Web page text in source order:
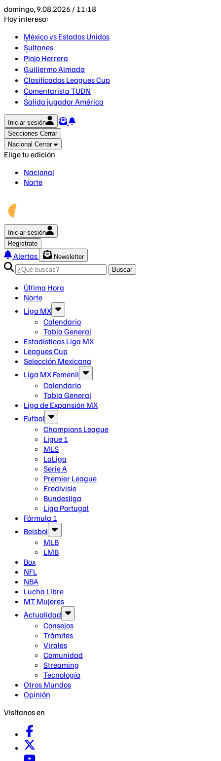
domingo, 9.08.2026 / 11:18
Hoy interesa:
México vs Estados Unidos
Sultanes
Piojo Herrera
Guillermo Almada
Clasificados Leagues Cup
Comentarista TUDN
Salida jugador América
Iniciar sesión
Secciones Cerrar
Nacional Cerrar
Elige tu edición
Nacional
Norte
Iniciar sesión
Regístrate
Alertas
Newsletter
Buscar
Última Hora
Norte
Liga MX
Calendario
Tabla General
Estadísticas Liga MX
Leagues Cup
Selección Mexicana
Liga MX Femenil
Calendario
Tabla General
Liga de Expansión MX
Futbol
Champions League
Ligue 1
MLS
LaLiga
Serie A
Premier League
Eredivisie
Bundesliga
Liga Portugal
Fórmula 1
Beisbol
MLB
LMB
Box
NFL
NBA
Lucha Libre
MT Mujeres
Actualidad
Consejos
Trámites
Virales
Comunidad
Streaming
Tecnología
Otros Mundos
Opinión
Visítanos en